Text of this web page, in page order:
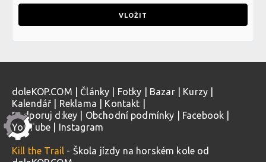
doleKOP.COM Články Fotky Bazar| Kurzy
Kalendář
Reklama Kontakt
Podporuj d:key
Obchodní podmínky Facebook
YouTube
Instagram
Kill the Trail - Škola jízdy na horském kole od